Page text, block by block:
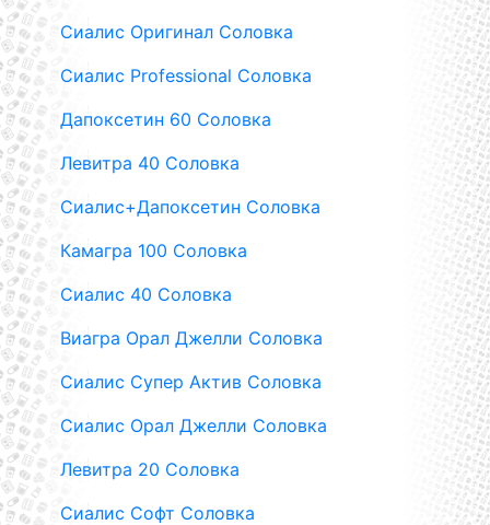
Сиалис Оригинал Соловка
Сиалис Professional Соловка
Дапоксетин 60 Соловка
Левитра 40 Соловка
Сиалис+Дапоксетин Соловка
Камагра 100 Соловка
Сиалис 40 Соловка
Виагра Орал Джелли Соловка
Сиалис Супер Актив Соловка
Сиалис Орал Джелли Соловка
Левитра 20 Соловка
Сиалис Софт Соловка